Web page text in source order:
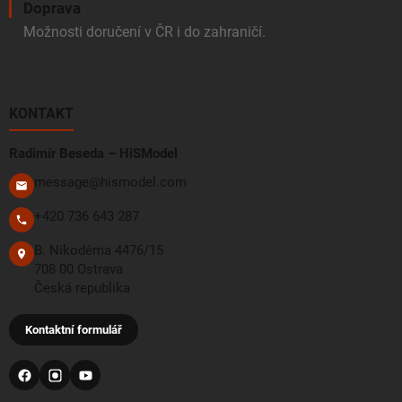
Doprava
Možnosti doručení v ČR i do zahraničí.
KONTAKT
Radimír Beseda – HiSModel
message@hismodel.com
+420 736 643 287
B. Nikodéma 4476/15
708 00 Ostrava
Česká republika
Kontaktní formulář